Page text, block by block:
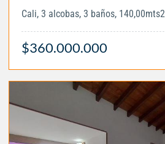
Cali, 3 alcobas, 3 baños, 140,00mts2
$360.000.000